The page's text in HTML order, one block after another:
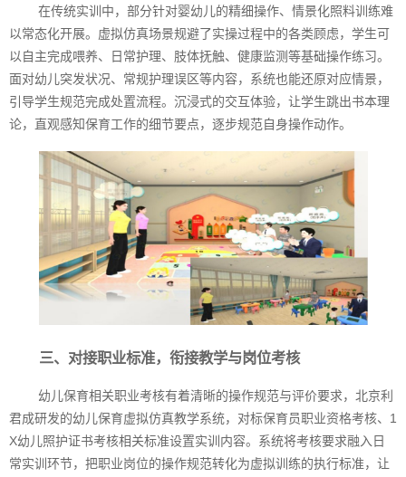
在传统实训中，部分针对婴幼儿的精细操作、情景化照料训练难
以常态化开展。虚拟仿真场景规避了实操过程中的各类顾虑，学生可
以自主完成喂养、日常护理、肢体抚触、健康监测等基础操作练习。
面对幼儿突发状况、常规护理误区等内容，系统也能还原对应情景，
引导学生规范完成处置流程。沉浸式的交互体验，让学生跳出书本理
论，直观感知保育工作的细节要点，逐步规范自身操作动作。
三、对接职业标准，衔接教学与岗位考核
幼儿保育相关职业考核有着清晰的操作规范与评价要求，北京利
君成研发的幼儿保育虚拟仿真教学系统，对标保育员职业资格考核、1
X幼儿照护证书考核相关标准设置实训内容。系统将考核要求融入日
常实训环节，把职业岗位的操作规范转化为虚拟训练的执行标准，让